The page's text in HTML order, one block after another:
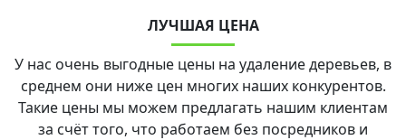
ЛУЧШАЯ ЦЕНА
У нас очень выгодные цены на удаление деревьев, в
среднем они ниже цен многих наших конкурентов.
Такие цены мы можем предлагать нашим клиентам
за счёт того, что работаем без посредников и